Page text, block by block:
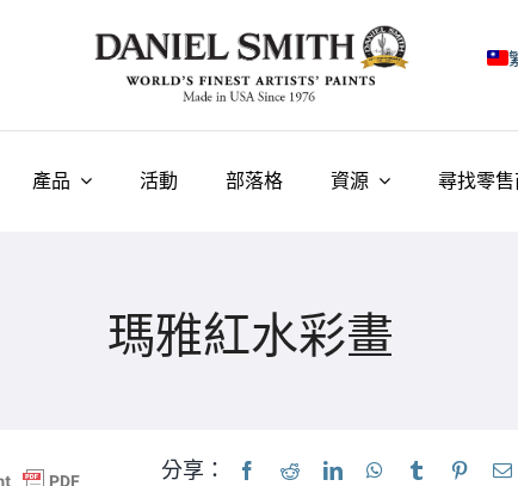
產品 活動 部落格 資源 尋找零
瑪雅紅水彩畫
分享：